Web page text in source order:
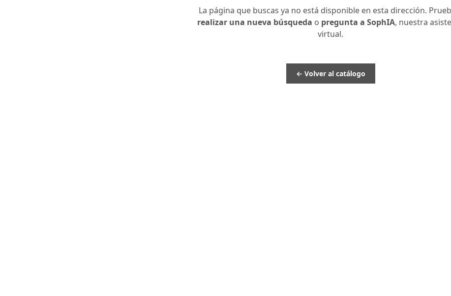
La página que buscas ya no está disponible en esta dirección.
realizar una nueva búsqueda o pregunta a SophIA, nuestra
virtual.
← Volver al catálogo